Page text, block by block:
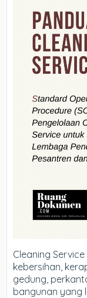
Cleaning
kebersihan,
gedung,
bangunan yang